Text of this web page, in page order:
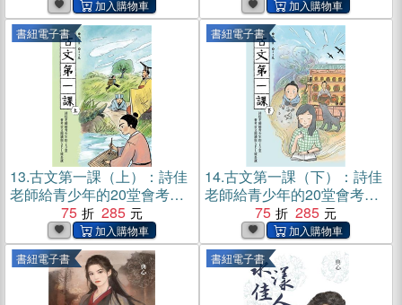
書紐電子書
13.古文第一課（上）：詩佳
老師給青少年的20堂會考古
文閱讀與SEL成長課(電子書)
75 285
書紐電子書
14.古文第一課（下）：詩佳
老師給青少年的20堂會考古
文閱讀與SEL成長課(電子書)
75 285
書紐電子書 書紐電子書